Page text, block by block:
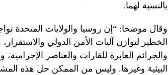
بالنسبة لهما.
وقال موضحا: “إن روسيا والولايات المتحدة
الخطير لتوازن آليات الأمن الدولي
والجرائم العابرة للقارات والعناصر
البيئية وغيرها. وليس من الممكن حل هذه